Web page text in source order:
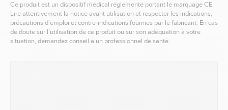
Ce produit est un dispositif médical réglementé portant le marquage CE.
Lire attentivement la notice avant utilisation et respecter les indications,
précautions d’emploi et contre-indications fournies par le fabricant. En cas
de doute sur l’utilisation de ce produit ou sur son adéquation à votre
situation, demandez conseil à un professionnel de santé.